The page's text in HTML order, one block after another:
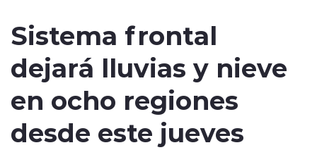
TENDENCIAS
modo claro
Sistema frontal
dejará lluvias y nieve
en ocho regiones
desde este jueves